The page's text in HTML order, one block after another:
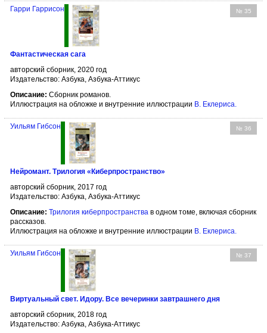
№ 35
Гарри Гаррисон
Фантастическая сага
авторский сборник, 2020 год
Издательство: Азбука, Азбука-Аттикус
Описание: Сборник романов.
Иллюстрация на обложке и внутренние иллюстрации В. Еклериса.
№ 36
Уильям Гибсон
Нейромант. Трилогия «Киберпространство»
авторский сборник, 2017 год
Издательство: Азбука, Азбука-Аттикус
Описание: Трилогия киберпространства в одном томе, включая сборник
рассказов.
Иллюстрация на обложке и внутренние иллюстрации В. Еклериса.
№ 37
Уильям Гибсон
Виртуальный свет. Идору. Все вечеринки завтрашнего дня
авторский сборник, 2018 год
Издательство: Азбука, Азбука-Аттикус